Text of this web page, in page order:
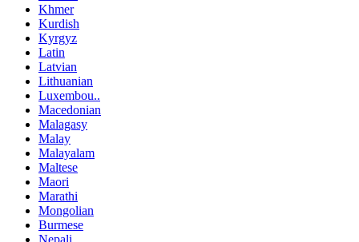
Khmer
Kurdish
Kyrgyz
Latin
Latvian
Lithuanian
Luxembou..
Macedonian
Malagasy
Malay
Malayalam
Maltese
Maori
Marathi
Mongolian
Burmese